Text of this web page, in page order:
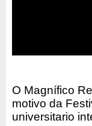
O Magnífico
motivo da
universitario